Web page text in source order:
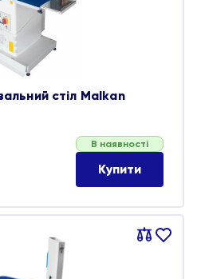
стіл Malkan
В наявності
Купити
Порівняти
В